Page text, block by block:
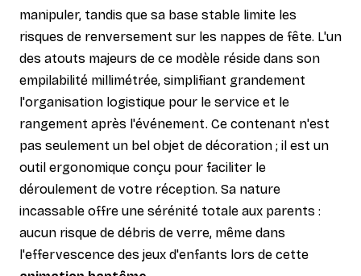
manipuler, tandis que sa base stable limite les
risques de renversement sur les nappes de fête. L'un
des atouts majeurs de ce modèle réside dans son
empilabilité millimétrée, simplifiant grandement
l'organisation logistique pour le service et le
rangement après l'événement. Ce contenant n'est
pas seulement un bel objet de décoration ; il est un
outil ergonomique conçu pour faciliter le
déroulement de votre réception. Sa nature
incassable offre une sérénité totale aux parents :
aucun risque de débris de verre, même dans
l'effervescence des jeux d'enfants lors de cette